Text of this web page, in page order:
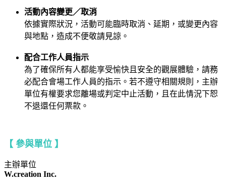
活動內容變更／取消
依據實際狀況，活動可能臨時取消、延期，或變更內容
與地點，造成不便敬請見諒。
配合工作人員指示
為了確保所有人都能享受愉快且安全的觀展體驗，請務
必配合會場工作人員的指示。若不遵守相關規則，主辦
單位有權要求您離場或判定中止活動，且在此情況下恕
不退還任何票款。
【 參與單位 】
主辦單位
W.creation Inc.